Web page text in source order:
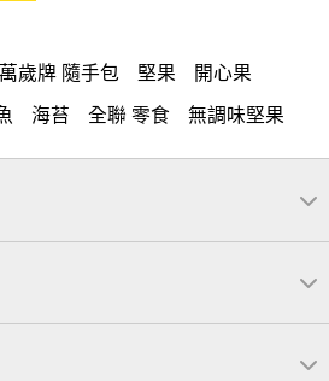
萬歲牌 隨手包 堅果 開心果
海苔 全聯 零食 無調味堅果
堅穀力 綜合纖果 全聯 素食
元本山 萬歲牌 甘栗 小魚
起司 義大利麵 荷卡
色丁